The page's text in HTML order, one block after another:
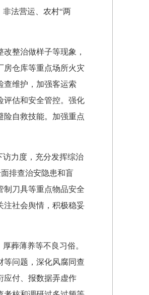
法营运、农村“两
整治做样子等现象，
房仓库等重点场所火灾
查维护，加强客运索
评估和安全管控。强化
险自救技能。加强重点
力度，充分发挥综治
排查治安隐患和盲
制刀具等重点物品安全
注社会舆情，积极稳妥
葬薄养等不良习俗。
等问题，深化风腐同查
应付、报数据弄虚作